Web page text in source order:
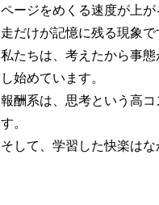
ページをめくる速度が上
走だけが記憶に残る現象で
私たちは、考えたから事
し始めています。
報酬系は、思考という高
す。
そして、学習した快楽はな